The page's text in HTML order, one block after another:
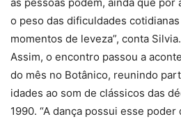
as pessoas podem, ainda que
o peso das dificuldades
momentos de leveza”, conta Silvia.
Assim, o encontro passou a
do mês no Botânico, reunindo
idades ao som de clássicos das
1990. “A dança possui esse